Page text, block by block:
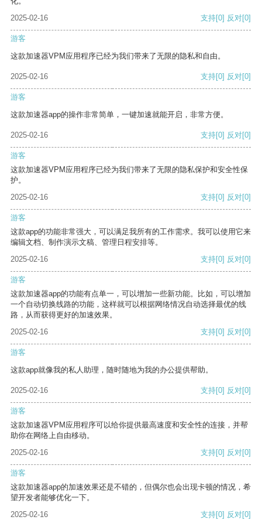
2025-02-16
支持[0] 反对[0]
游客
这款加速器VPM应用程序已经为我们带来了无限的隐私和自由。
2025-02-16 支持[0] 反对[0]
游客
这款加速器app的操作非常简单，一键加速就能开启，非常方便。
2025-02-16 支持[0] 反对[0]
游客
这款加速器VPM应用程序已经为我们带来了无限的隐私保护和安全性保
护。
2025-02-16
支持[0] 反对[0]
游客
这款app的功能非常强大，可以满足我所有的工作需求。我可以使用它来
编辑文档、制作演示文稿、管理日程安排等。
2025-02-16
支持[0] 反对[0]
游客
这款加速器app的功能有点单一，可以增加一些新功能。比如，可以增加
一个自动切换线路的功能，这样就可以根据网络情况自动选择最优的线
路，从而获得更好的加速效果。
2025-02-16
支持[0] 反对[0]
游客
这款app就像我的私人助理，随时随地为我的办公提供帮助。
2025-02-16 支持[0] 反对[0]
游客
这款加速器VPM应用程序可以给你提供最高速度和安全性的连接，并帮
助你在网络上自由移动。
2025-02-16
支持[0] 反对[0]
游客
这款加速器app的加速效果还是不错的，但偶尔也会出现卡顿的情况，希
望开发者能够优化一下。
2025-02-16
支持[0] 反对[0]